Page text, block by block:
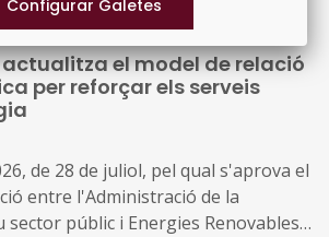
el model de relació
per reforçar els serveis
de 28 de juliol, pel qual s'aprova el
entre l'Administració de la
sector públic i Energies Renovables